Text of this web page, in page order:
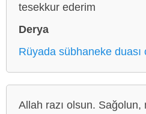
tesekkur ederim
Derya
Rüyada sübhaneke duası
Allah razı olsun. Sağolun,